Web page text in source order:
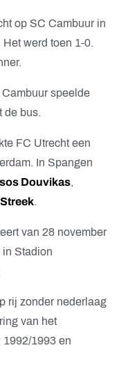
op SC Cambuur in
werd toen 1-0.
speelde
de bus.
FC Utrecht een
In Spangen
Douvikas,
.
van 28 november
in Stadion
rij zonder nederlaag
van het
1992/1993 en